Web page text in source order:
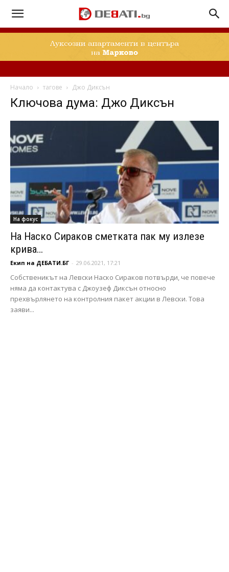
Начало тагове Джо Диксън
Ключова дума: Джо Диксън
На фокус
На Наско Сираков сметката пак му излезе
крива…
Екип на ДЕБАТИ.БГ - 29.06.2021, 17:21
Собственикът на Левски Наско Сираков потвърди, че повече
няма да контактува с Джоузеф Диксън относно
прехвърлянето на контролния пакет акции в Левски. Това
заяви...